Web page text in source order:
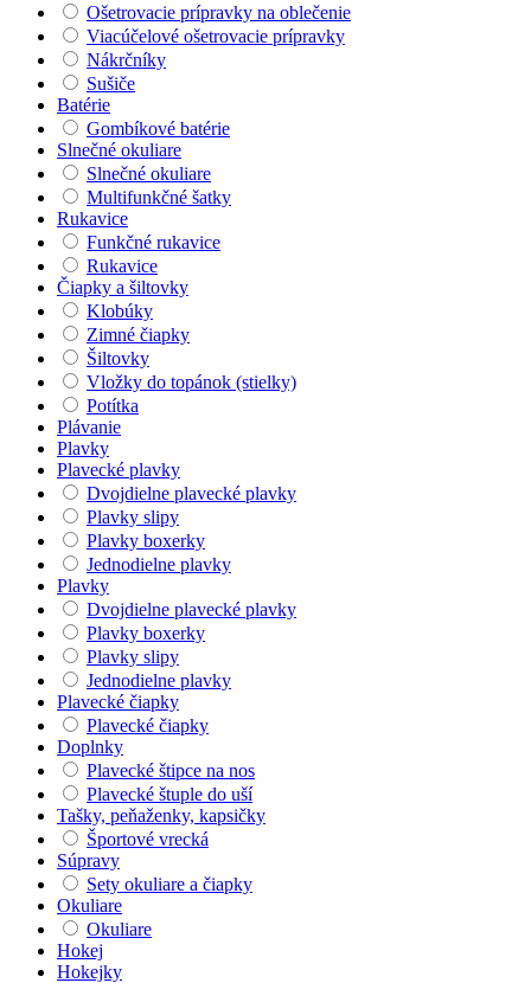
Ošetrovacie prípravky na oblečenie
Viacúčelové ošetrovacie prípravky
Nákrčníky
Sušiče
Batérie
Gombíkové batérie
Slnečné okuliare
Slnečné okuliare
Multifunkčné šatky
Rukavice
Funkčné rukavice
Rukavice
Čiapky a šiltovky
Klobúky
Zimné čiapky
Šiltovky
Vložky do topánok (stielky)
Potítka
Plávanie
Plavky
Plavecké plavky
Dvojdielne plavecké plavky
Plavky slipy
Plavky boxerky
Jednodielne plavky
Plavky
Dvojdielne plavecké plavky
Plavky boxerky
Plavky slipy
Jednodielne plavky
Plavecké čiapky
Plavecké čiapky
Doplnky
Plavecké štipce na nos
Plavecké štuple do uší
Tašky, peňaženky, kapsičky
Športové vrecká
Súpravy
Sety okuliare a čiapky
Okuliare
Okuliare
Hokej
Hokejky